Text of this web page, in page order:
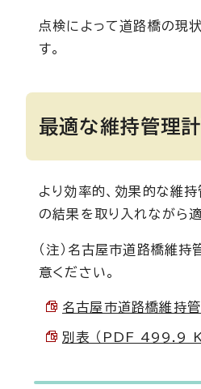
点検によって道路橋の現
す。
最適な維持管理
より効率的、効果的な維持
の結果を取り入れながら
（注）名古屋市道路橋維
意ください。
名古屋市道路橋維持
別表 （PDF 499.9